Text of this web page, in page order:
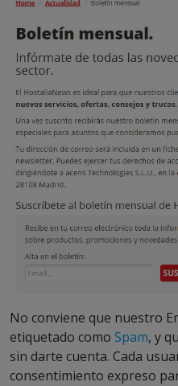
No conviene que nuestro
etiquetado como Spam, y
sin darte cuenta. Cada
consentimiento expreso